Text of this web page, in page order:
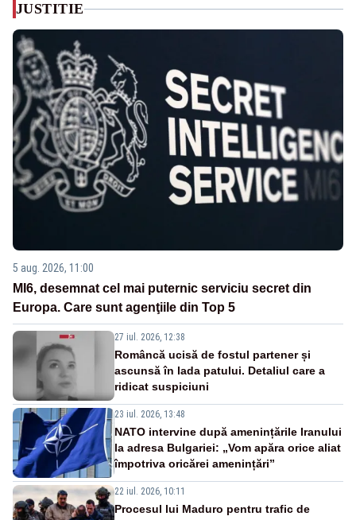
JUSTITIE
5 aug. 2026, 11:00
MI6, desemnat cel mai puternic serviciu secret din
Europa. Care sunt agenţiile din Top 5
27 iul. 2026, 12:38
Româncă ucisă de fostul partener și
ascunsă în lada patului. Detaliul care a
ridicat suspiciuni
23 iul. 2026, 13:48
NATO intervine după amenințările Iranului
la adresa Bulgariei: „Vom apăra orice aliat
împotriva oricărei amenințări”
22 iul. 2026, 10:11
Procesul lui Maduro pentru trafic de